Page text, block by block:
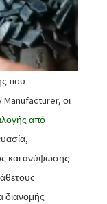
που
οι
από
και ανύψωσης
διανομής